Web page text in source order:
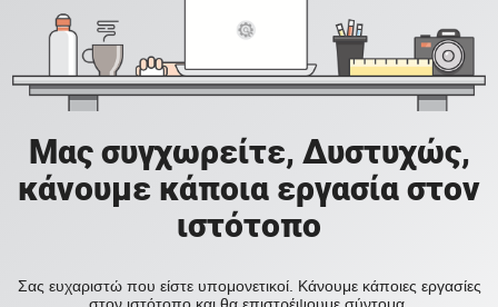
Μας συγχωρείτε, Δυστυχώς,
κάνουμε κάποια εργασία στον
ιστότοπο
Σας ευχαριστώ που είστε υπομονετικοί. Κάνουμε κάποιες εργασίες